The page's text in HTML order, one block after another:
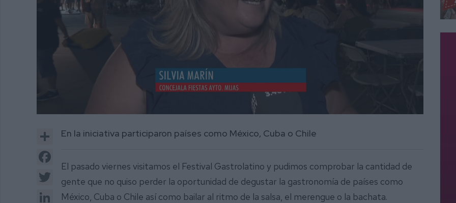
1
minute,
34
seconds
Share
Twitter
LinkedIn
En la iniciativa participaron países como México, Cuba o Chile
El pasado viernes visitamos el Festival Gastrolatino y pudimos comprobar la cantidad de
gente que no quiso perder la oportunidad de degustar la gastronomía de países como
México, Cuba o Chile así como bailar al ritmo de la salsa, el merengue o la bachata.